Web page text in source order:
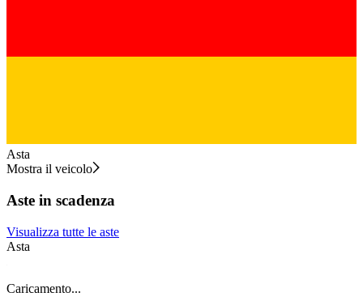
Asta
Mostra il veicolo
Aste in scadenza
Visualizza tutte le aste
Asta
Caricamento...